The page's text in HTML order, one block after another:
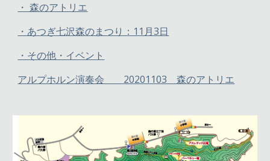
・ 森のアトリエ
・あつぎ七沢森のまつり：11月3日
・その他・イベント
アルプホルン演奏会 20201103 森のアトリエ